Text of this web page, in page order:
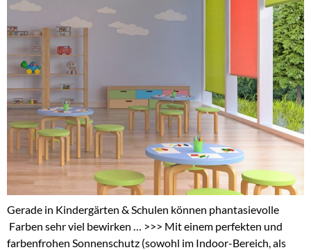
Gerade in Kindergärten & Schulen können phantasievolle
Farben sehr viel bewirken … >>> Mit einem perfekten und
farbenfrohen Sonnenschutz (sowohl im Indoor-Bereich, als